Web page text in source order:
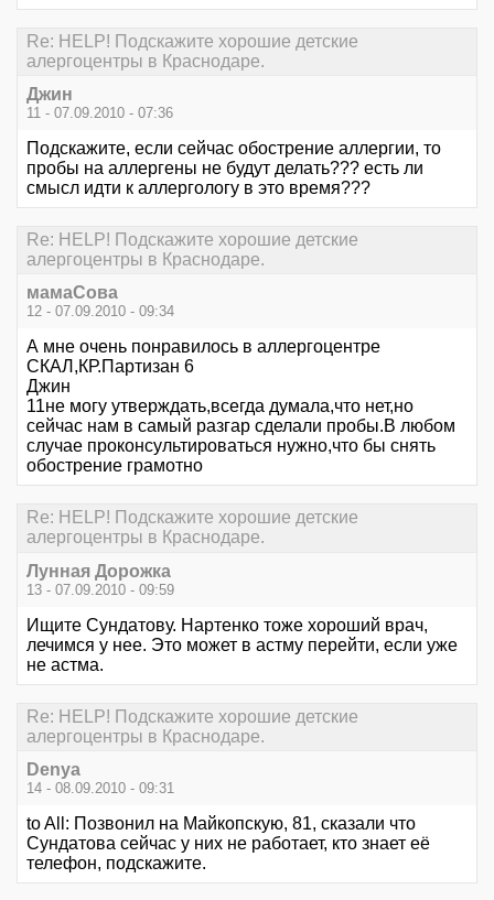
Re: HELP! Подскажите хорошие детские
алергоцентры в Краснодаре.
Джин
11 - 07.09.2010 - 07:36
Подскажите, если сейчас обострение аллергии, то
пробы на аллергены не будут делать??? есть ли
смысл идти к аллергологу в это время???
Re: HELP! Подскажите хорошие детские
алергоцентры в Краснодаре.
мамаСова
12 - 07.09.2010 - 09:34
А мне очень понравилось в аллергоцентре
СКАЛ,КР.Партизан 6
Джин
11не могу утверждать,всегда думала,что нет,но
сейчас нам в самый разгар сделали пробы.В любом
случае проконсультироваться нужно,что бы снять
обострение грамотно
Re: HELP! Подскажите хорошие детские
алергоцентры в Краснодаре.
Лунная Дорожка
13 - 07.09.2010 - 09:59
Ищите Сундатову. Нартенко тоже хороший врач,
лечимся у нее. Это может в астму перейти, если уже
не астма.
Re: HELP! Подскажите хорошие детские
алергоцентры в Краснодаре.
Denya
14 - 08.09.2010 - 09:31
to All: Позвонил на Майкопскую, 81, сказали что
Сундатова сейчас у них не работает, кто знает её
телефон, подскажите.